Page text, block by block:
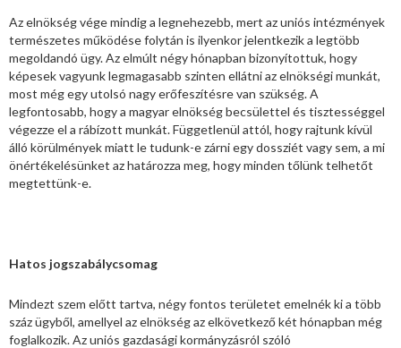
Az elnökség vége mindig a legnehezebb, mert az uniós intézmények
természetes működése folytán is ilyenkor jelentkezik a legtöbb
megoldandó ügy. Az elmúlt négy hónapban bizonyítottuk, hogy
képesek vagyunk legmagasabb szinten ellátni az elnökségi munkát,
most még egy utolsó nagy erőfeszítésre van szükség. A
legfontosabb, hogy a magyar elnökség becsülettel és tisztességgel
végezze el a rábízott munkát. Függetlenül attól, hogy rajtunk kívül
álló körülmények miatt le tudunk-e zárni egy dossziét vagy sem, a mi
önértékelésünket az határozza meg, hogy minden tőlünk telhetőt
megtettünk-e.
Hatos jogszabálycsomag
Mindezt szem előtt tartva, négy fontos területet emelnék ki a több
száz ügyből, amellyel az elnökség az elkövetkező két hónapban még
foglalkozik. Az uniós gazdasági kormányzásról szóló